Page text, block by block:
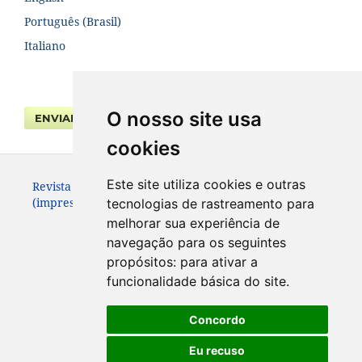
O nosso site usa
cookies
Este site utiliza cookies e outras
tecnologias de rastreamento para
melhorar sua experiência de
navegação para os seguintes
propósitos: para ativar a
funcionalidade básica do site.
Concordo
Eu recuso
Português (Brasil)
Italiano
ENVIAR SUBMISSÃO
Revista da Faculdade de Direito UFPR. ISSN 0104-3315
(impresso – até 2013) e 2236-7284 (eletrônico).